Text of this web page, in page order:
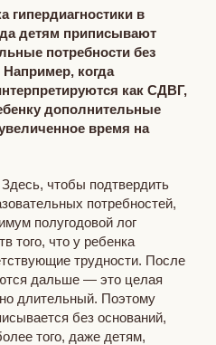
гипердиагностики в
детям приписывают
потребности без
когда
как СДВГ,
дополнительные
время на
чтобы подтвердить
потребностей,
полугодовой лог
того, что у ребенка
трудности. После
дальше — это целая
длительный. Поэтому
без оснований,
того, даже детям,